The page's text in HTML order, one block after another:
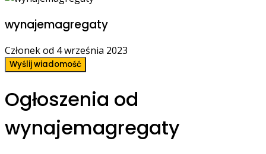
wynajemagregaty
Członek od 4 września 2023
Wyślij wiadomość
Ogłoszenia od
wynajemagregaty